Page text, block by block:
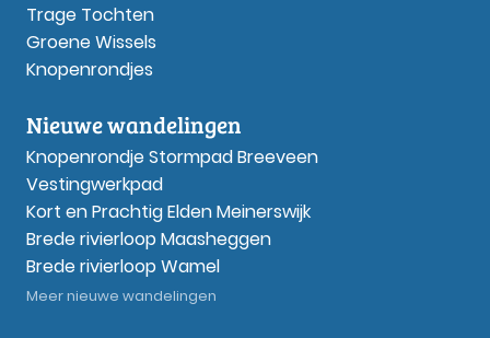
Trage Tochten
Groene Wissels
Knopenrondjes
Nieuwe wandelingen
Knopenrondje Stormpad Breeveen
Vestingwerkpad
Kort en Prachtig Elden Meinerswijk
Brede rivierloop Maasheggen
Brede rivierloop Wamel
Meer nieuwe wandelingen